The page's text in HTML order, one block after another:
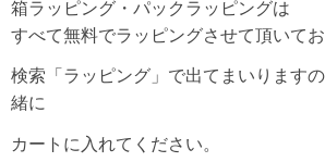
箱ラッピング・パックラッピングは
すべて無料でラッピングさせて頂いてお
検索「ラッピング」で出てまいります
緒に
カートに入れてください。